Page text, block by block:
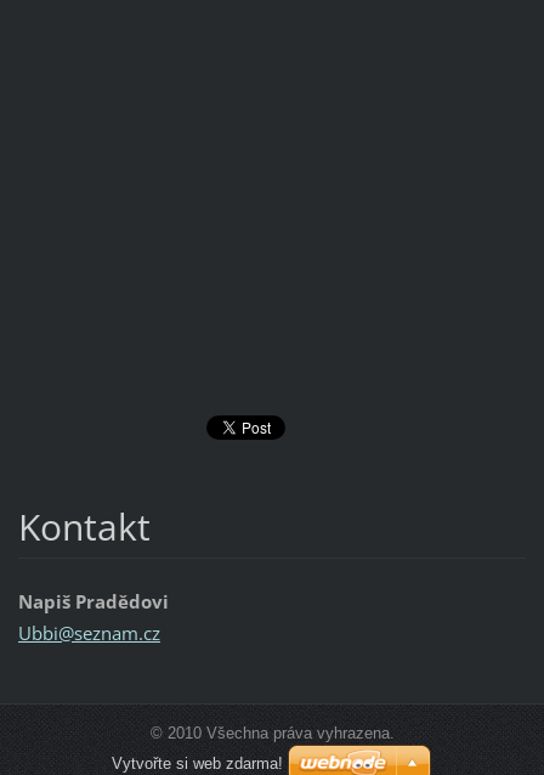
Kontakt
Napiš Pradědovi
Ubbi@seznam.cz
© 2010 Všechna práva vyhrazena.
Vytvořte si web zdarma!